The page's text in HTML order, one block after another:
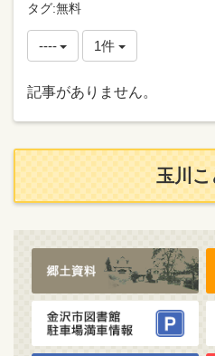
タグ:無料
---- 1件
記事がありません。
玉川こ